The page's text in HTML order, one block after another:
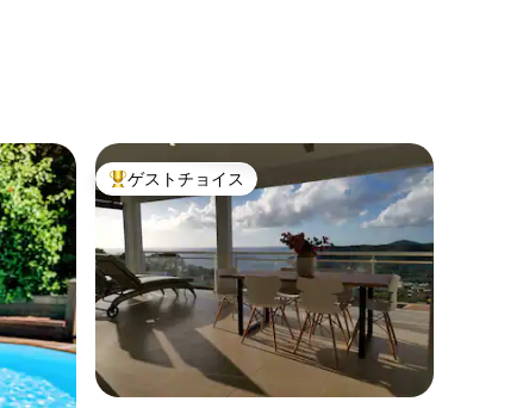
大好評のゲストチョイスです。
ゲストチョイス